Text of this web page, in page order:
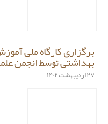
برگزاری کارگاه ملی
بهداشتی توسط انجمن
۲۷ اردیبهشت ۱۴۰۲